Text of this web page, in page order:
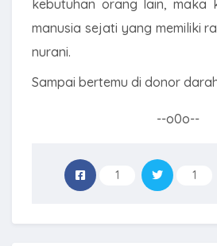
kebutuhan orang lain, maka
manusia sejati yang memiliki
nurani.
Sampai bertemu di donor
--o0o--
1 1